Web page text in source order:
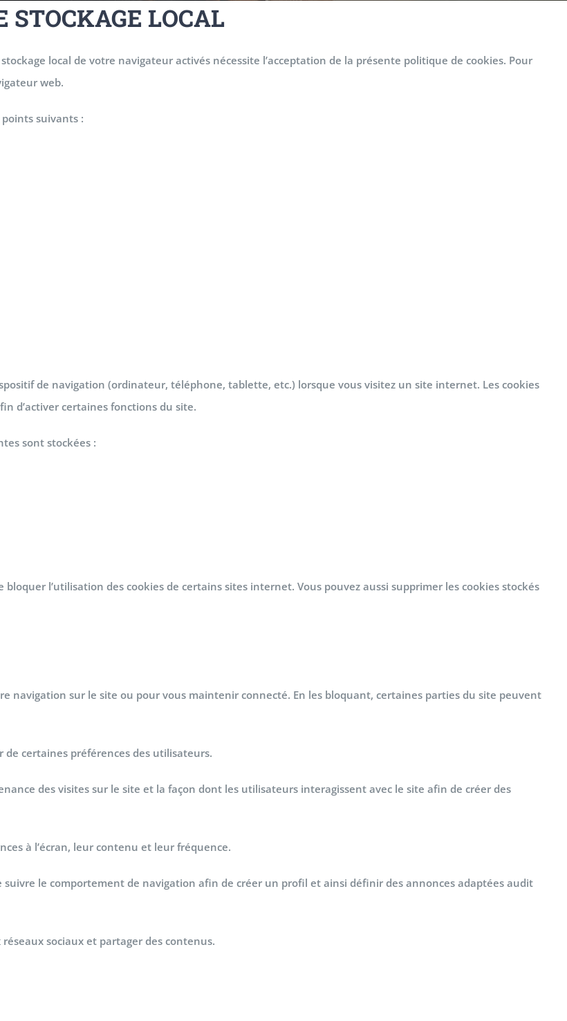
STOCKAGE LOCAL
local de votre navigateur activés nécessite l’acceptation de la présente politique de cookies. Pour
web.
suivants :
de navigation (ordinateur, téléphone, tablette, etc.) lorsque vous visitez un site internet. Les cookies
d’activer certaines fonctions du site.
sont stockées :
l’utilisation des cookies de certains sites internet. Vous pouvez aussi supprimer les cookies stockés
navigation sur le site ou pour vous maintenir connecté. En les bloquant, certaines parties du site peuvent
de certaines préférences des utilisateurs.
des visites sur le site et la façon dont les utilisateurs interagissent avec le site afin de créer des
à l’écran, leur contenu et leur fréquence.
le comportement de navigation afin de créer un profil et ainsi définir des annonces adaptées audit
sociaux et partager des contenus.